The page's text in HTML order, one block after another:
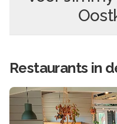
Restaurants in